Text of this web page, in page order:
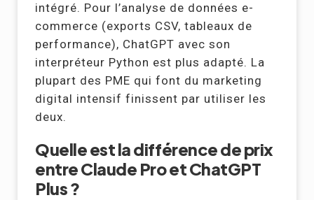
intégré. Pour l’analyse de données e-
commerce (exports CSV, tableaux de
performance), ChatGPT avec son
interpréteur Python est plus adapté. La
plupart des PME qui font du marketing
digital intensif finissent par utiliser les
deux.
Quelle est la différence de prix
entre Claude Pro et ChatGPT
Plus ?